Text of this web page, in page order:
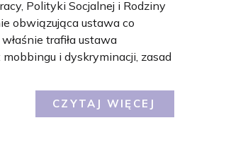
CZYTAJ WIĘCEJ
Polityki Socjalnej i Rodziny
obwiązująca ustawa co
trafiła ustawa
i dyskryminacji, zasad